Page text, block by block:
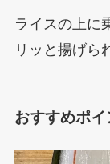
ライスの上に
リッと揚げら
おすすめポ